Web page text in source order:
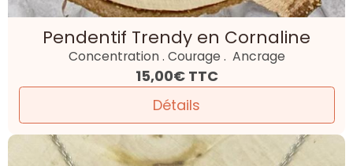
Pendentif Trendy en Cornaline
Concentration . Courage . Ancrage
15,00€ TTC
Détails